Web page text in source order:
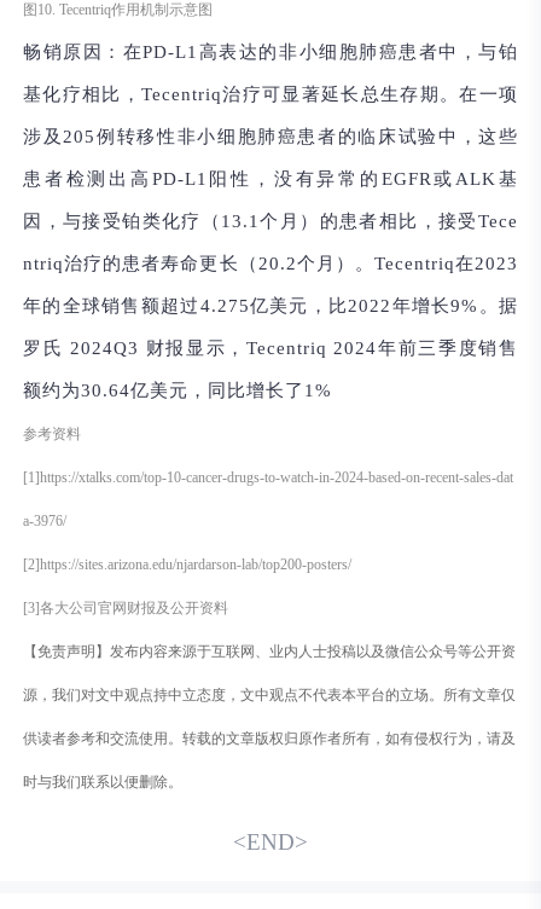
图10. Tecentriq作用机制示意图
畅销原因： 在PD-L1高表达的非小细胞肺癌患者中，与铂
基化疗相比，Tecentriq治疗可显著延长总生存期。在一项
涉及205例转移性非小细胞肺癌患者的临床试验中，这些
患者检测出高PD-L1阳性，没有异常的EGFR或ALK基
因，与接受铂类化疗（13.1个月）的患者相比，接受Tece
ntriq治疗的患者寿命更长（20.2个月）。Tecentriq在2023
年的全球销售额超过4.275亿美元，比2022年增长9%。据
罗氏 2024Q3 财报显示，Tecentriq 2024年前三季度销售
额约为30.64亿美元，同比增长了1%
参考资料
[1]https://xtalks.com/top-10-cancer-drugs-to-watch-in-2024-based-on-recent-sales-dat
a-3976/
[2]https://sites.arizona.edu/njardarson-lab/top200-posters/
[3]各大公司官网财报及公开资料
【免责声明】发布内容来源于互联网、业内人士投稿以及微信公众号等公开资
源，我们对文中观点持中立态度，文中观点不代表本平台的立场。所有文章仅
供读者参考和交流使用。转载的文章版权归原作者所有，如有侵权行为，请及
时与我们联系以便删除。
<END>